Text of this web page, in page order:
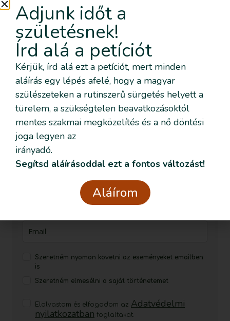
Elolvastam és elogadom az
Adatvédelmi
nyilatkozatban foglaltakat.
Küldés
Kapcsolat
info@szulesinditas.hu
eseményeket emailben is
Szeretném nyomon követni az eseményeket emailben
is
Szeretném elmesélni a saját történetemet
Elolvastam és elfogadom az Adatvédelmi
nyilatkozatban foglaltakat.
Adjunk időt a
születésnek!
Írd alá a petíciót
Kérjük, írd alá ezt a petíciót, mert minden
aláírás egy lépés afelé, hogy a magyar
szülészeteken a rutinszerű sürgetés helyett a
türelem, a szükségtelen beavatkozásoktól
mentes szakmai megközelítés és a nő döntési
joga legyen az
irányadó.
Segítsd aláírásoddal ezt a fontos változást!
Aláírom